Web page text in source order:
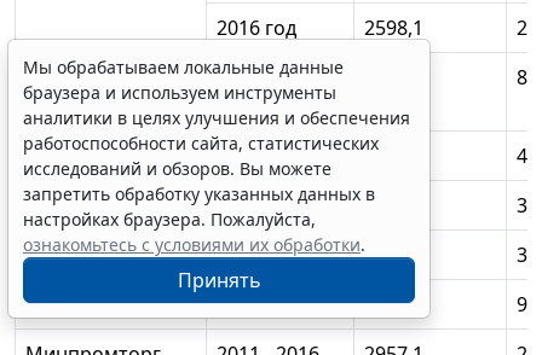
2016 год
2598,1
Минкультуры
России
2013 - 2016
годы
2013 год 50
45
2014 год
357,1
2015 год
383,2
2016 год
109
Мы обрабатываем локальные данные
браузера и используем инструменты
аналитики в целях улучшения и обеспечения
работоспособности сайта, статистических
исследований и обзоров. Вы можете
запретить обработку указанных данных в
настройках браузера. Пожалуйста,
ознакомьтесь с условиями их обработки.
Принять